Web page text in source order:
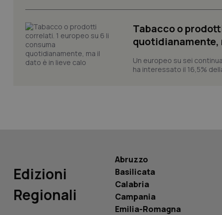
Tabacco o
quotidianamente,
Un europeo su sei
ha interessato il 16,5%
Edizioni
Regionali
Abruzzo
Basilicata
Calabria
Campania
Emilia-Romagna
_ga_KM60CM4NPH
Nome
ironfish-tracking-